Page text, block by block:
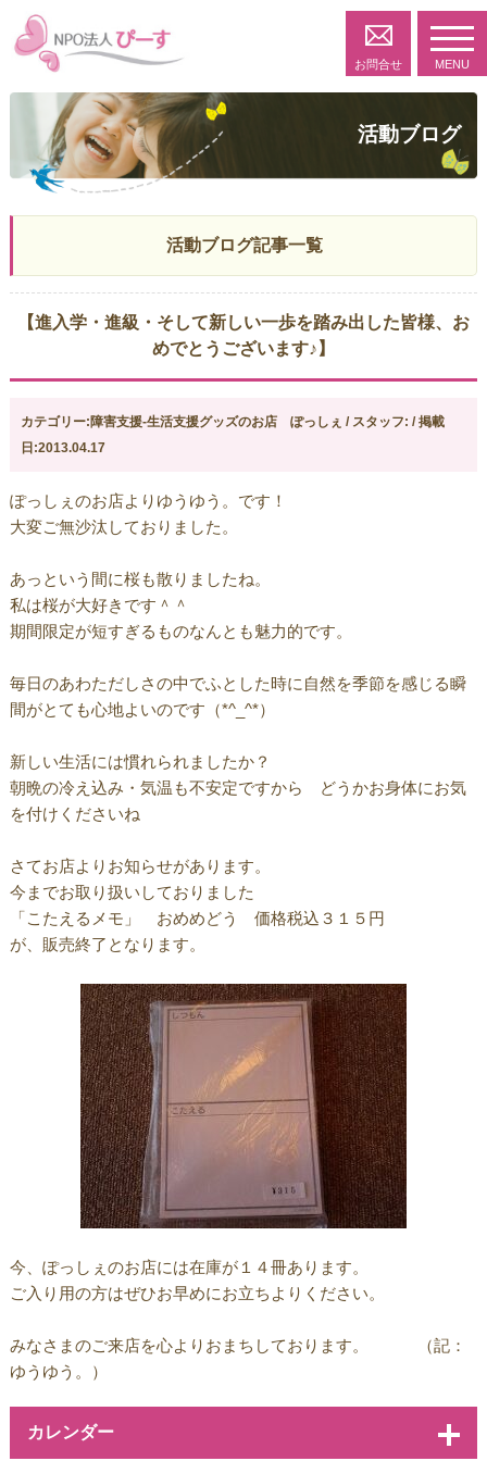
お問合せ MENU
活動ブログ
活動ブログ記事一覧
【進入学・進級・そして新しい一歩を踏み出した皆様、お
めでとうございます♪】
カテゴリー:障害支援-生活支援グッズのお店 ぽっしぇ / スタッフ: / 掲載
日:2013.04.17
ぽっしぇのお店よりゆうゆう。です！
大変ご無沙汰しておりました。
あっという間に桜も散りましたね。
私は桜が大好きです＾＾
期間限定が短すぎるものなんとも魅力的です。
毎日のあわただしさの中でふとした時に自然を季節を感じる瞬
間がとても心地よいのです（*^_^*）
新しい生活には慣れられましたか？
朝晩の冷え込み・気温も不安定ですから どうかお身体にお気
を付けくださいね
さてお店よりお知らせがあります。
今までお取り扱いしておりました
「こたえるメモ」 おめめどう 価格税込３１５円
が、販売終了となります。
今、ぽっしぇのお店には在庫が１４冊あります。
ご入り用の方はぜひお早めにお立ちよりください。
みなさまのご来店を心よりおまちしております。 （記：
ゆうゆう。）
カレンダー